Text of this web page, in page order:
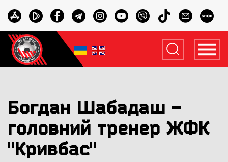
Богдан Шабадаш -
головний тренер ЖФК
"Кривбас"